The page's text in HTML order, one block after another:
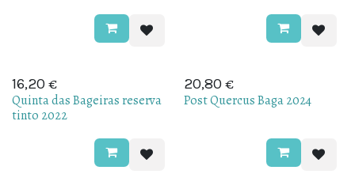
16,20 €
Quinta das Bageiras reserva
tinto 2022
20,80 €
Post Quercus Baga 2024